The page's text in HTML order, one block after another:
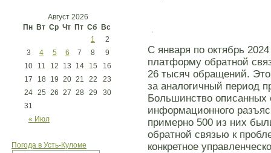
Август 2026
Пн Вт Ср Чт Пт Сб Вс
« Июл
1
2
3
4 5 6 7 8
9
10
11 12 13 14 15
16
17
18 19 20 21 22
23
24 25 26 27 28 29
30
31
Погода в Усть-Куломе
С января по октябрь
платформу обратной
26 тысяч обращений.
за аналогичный период
Большинство описанных
информационного
примерно 500 из них
обратной связью к
конкретное